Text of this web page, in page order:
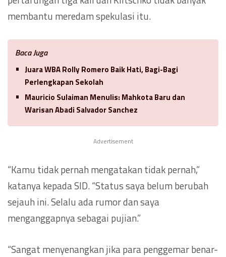
membantu meredam spekulasi itu.
Baca Juga
Juara WBA Rolly Romero Baik Hati, Bagi-Bagi
Perlengkapan Sekolah
Mauricio Sulaiman Menulis: Mahkota Baru dan
Warisan Abadi Salvador Sanchez
Advertisement
“Kamu tidak pernah mengatakan tidak pernah,”
katanya kepada SID. “Status saya belum berubah
sejauh ini. Selalu ada rumor dan saya
menganggapnya sebagai pujian.”
“Sangat menyenangkan jika para penggemar benar-